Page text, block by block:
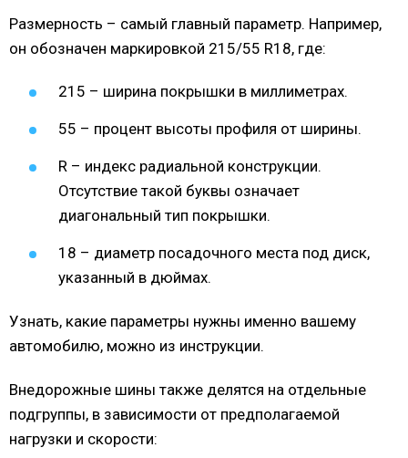
Размерность – самый главный параметр. Например,
он обозначен маркировкой 215/55 R18, где:
215 – ширина покрышки в миллиметрах.
55 – процент высоты профиля от ширины.
R – индекс радиальной конструкции.
Отсутствие такой буквы означает
диагональный тип покрышки.
18 – диаметр посадочного места под диск,
указанный в дюймах.
Узнать, какие параметры нужны именно вашему
автомобилю, можно из инструкции.
Внедорожные шины также делятся на отдельные
подгруппы, в зависимости от предполагаемой
нагрузки и скорости: